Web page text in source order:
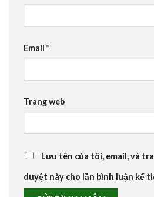
Email *
Trang web
Lưu tên của tôi, email, và
duyệt này cho lần bình luận kế